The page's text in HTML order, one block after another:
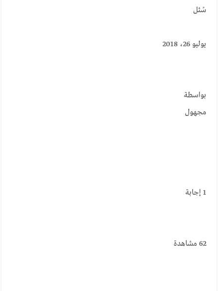
سُئل
يوليو 26، 2018
بواسطة
مجهول
1 إجابة
62 مشاهدة